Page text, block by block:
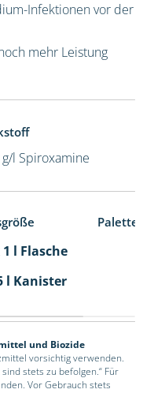
Infektionen vor der
mehr Leistung
l Spiroxamine
l Flasche
l Kanister
und Biozide
vorsichtig verwenden.
stets zu befolgen.“ Für
Vor Gebrauch stets